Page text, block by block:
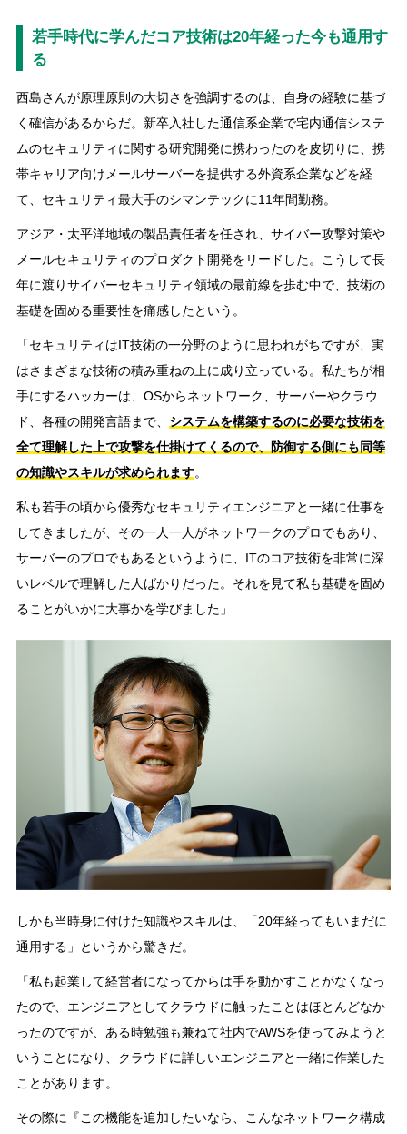
若手時代に学んだコア技術は20年経った今も通用す
る
西島さんが原理原則の大切さを強調するのは、自身の経験に基づ
く確信があるからだ。新卒入社した通信系企業で宅内通信システ
ムのセキュリティに関する研究開発に携わったのを皮切りに、携
帯キャリア向けメールサーバーを提供する外資系企業などを経
て、セキュリティ最大手のシマンテックに11年間勤務。
アジア・太平洋地域の製品責任者を任され、サイバー攻撃対策や
メールセキュリティのプロダクト開発をリードした。こうして長
年に渡りサイバーセキュリティ領域の最前線を歩む中で、技術の
基礎を固める重要性を痛感したという。
「セキュリティはIT技術の一分野のように思われがちですが、実
はさまざまな技術の積み重ねの上に成り立っている。私たちが相
手にするハッカーは、OSからネットワーク、サーバーやクラウ
ド、各種の開発言語まで、 システムを構築するのに必要な技術を
全て理解した上で攻撃を仕掛けてくるので、防御する側にも同等
の知識やスキルが求められます。
私も若手の頃から優秀なセキュリティエンジニアと一緒に仕事を
してきましたが、その一人一人がネットワークのプロでもあり、
サーバーのプロでもあるというように、ITのコア技術を非常に深
いレベルで理解した人ばかりだった。それを見て私も基礎を固め
ることがいかに大事かを学びました」
しかも当時身に付けた知識やスキルは、「20年経ってもいまだに
通用する」というから驚きだ。
「私も起業して経営者になってからは手を動かすことがなくなっ
たので、エンジニアとしてクラウドに触ったことはほとんどなか
ったのですが、ある時勉強も兼ねて社内でAWSを使ってみようと
いうことになり、クラウドに詳しいエンジニアと一緒に作業した
ことがあります。
その際に『この機能を追加したいなら、こんなネットワーク構成